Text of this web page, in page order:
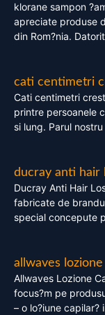
klorane sampon
apreciate produse
din Rom?nia.
cati centimetri
Cati centimetri
printre persoanele
si lung. Parul
ducray anti hair
Ducray Anti Hair
fabricate de
special concepute
allwaves
Allwaves Lozione
focus?m pe
– o lo?iune